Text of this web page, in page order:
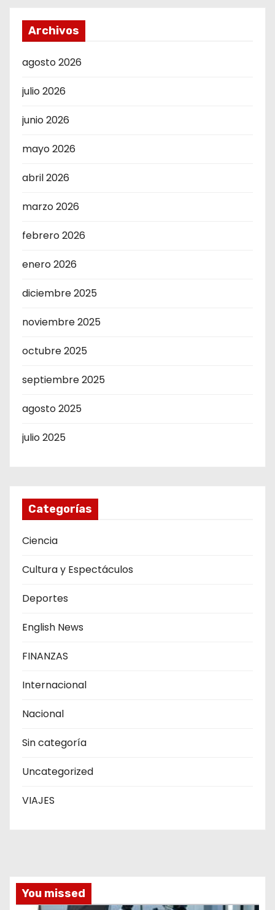
Archivos
agosto 2026
julio 2026
junio 2026
mayo 2026
abril 2026
marzo 2026
febrero 2026
enero 2026
diciembre 2025
noviembre 2025
octubre 2025
septiembre 2025
agosto 2025
julio 2025
Categorías
Ciencia
Cultura y Espectáculos
Deportes
English News
FINANZAS
Internacional
Nacional
Sin categoría
Uncategorized
VIAJES
You missed